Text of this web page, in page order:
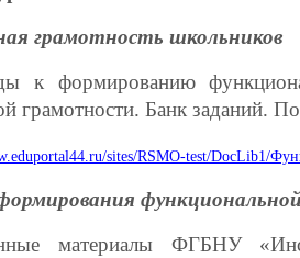
грамотность школьников
к формированию
грамотности. Банк заданий.
sites/RSMO-test/DocLib1/
материалы ФГБНУ